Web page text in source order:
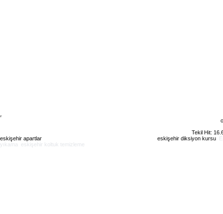
Tekil Hit:
eskişehir apartlar
eskişehir diksiyon kursu
yıkama
eskişehir koltuk temizleme